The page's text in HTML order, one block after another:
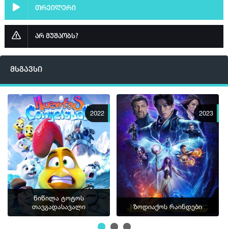
თრეილერი
არ მუშაობს?
მსგავსი
2022
წიწილა ტოტოს
თავგადასავალი
2023
ზოდიაქოს რაინდები